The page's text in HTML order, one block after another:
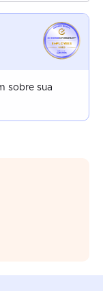
EMPLOYEES
FRANCE
MAR 2026
sobre sua